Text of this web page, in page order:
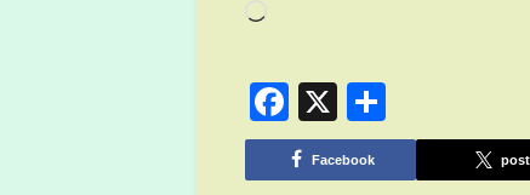
Facebook
X
有
Facebook post